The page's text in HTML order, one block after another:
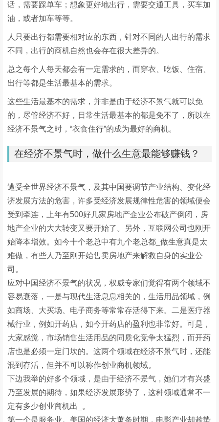
话，需要踩单车；想象更好地出行，需要交通工具，买车加
油，或者加车等等。
人只要出行都需要相对应的东西，针对不同的人出行的需求
不同，出行的商机自然也会存在很大差异的。
总之每个人每天都会有一定需求的，而穿衣、吃饭、住宿、
出行等都是生活最基本的需求。
这些生活最基本的需求，并非是由于经济不景气就可以免
的，尽管经济不好，日常生活最基本的都是免不了，所以在
经济不景气之时，“衣食住行”的成为最好的商机。
在经济不景气时，做什么生意最能够赚钱？
遭受全世界经济不景气，及其中国要调节产业结构、变化经
济发展方法的危害，许多受经济发展规律性危害的领域便会
受到牵连，上年有500好几家房地产企业公布破产倒闭，房
地产企业的大大转变又要开始了。另外，互联网公司也刚开
始降本增效。如今十个老总中有九个老总都_做生意真是太
难做，有些人乃至刚开始售卖房地产来解救自身的实业公
司。
应对中国经济不景气的状况，权威专家们觉得有两个领域不
容易衰落，一是与现代生活息息相关的，生活用品领域，例
如商场、大买场、电子商务等常常存活得下来。二是医疗器
械行业，例如开药店，如今开药店的盈利也非常好。可是，
大家感觉，市场销售生活用品的同质化竞争太猛烈，而开药
店也是必须一定门坎的。这两个领域在经济不景气时，还能
混到存活，但并不可以称作创业商机领域。
下边我举的好多个领域，是由于经济不景气，她们才有兴盛
乃至发展的期待，如果经济发展形势了，这种领域通常不一
定有多少创业商机出_。
第一个是服务业。美国的经济大萧条时期，电影产业却趁势